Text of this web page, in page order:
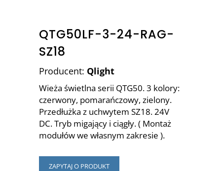
QTG50LF-3-24-RAG-
SZ18
Producent: Qlight
Wieża świetlna serii QTG50. 3 kolory:
czerwony, pomarańczowy, zielony.
Przedłużka z uchwytem SZ18. 24V
DC. Tryb migający i ciągły. ( Montaż
modułów we własnym zakresie ).
ZAPYTAJ O PRODUKT